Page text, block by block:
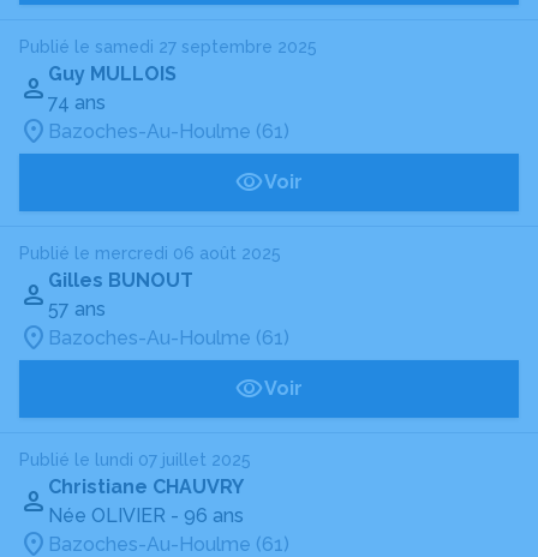
Publié le samedi 27 septembre 2025
Guy MULLOIS
74 ans
Bazoches-Au-Houlme (61)
Voir
Publié le mercredi 06 août 2025
Gilles BUNOUT
57 ans
Bazoches-Au-Houlme (61)
Voir
Publié le lundi 07 juillet 2025
Christiane CHAUVRY
Née OLIVIER - 96 ans
Bazoches-Au-Houlme (61)